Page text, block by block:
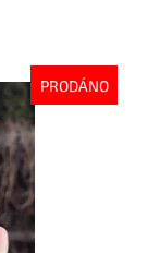
PRODÁNO